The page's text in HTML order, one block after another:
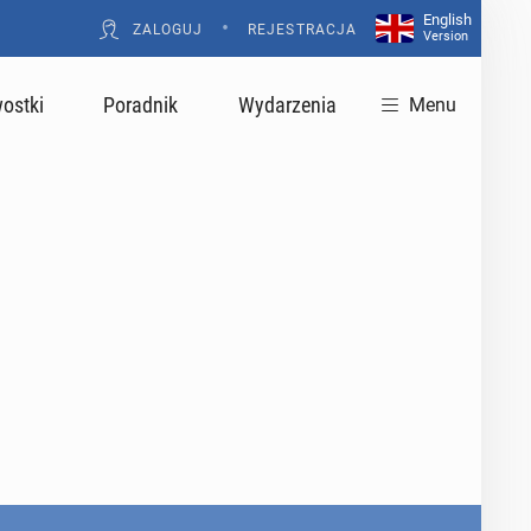
ZALOGUJ • REJESTRACJA
English
Version
Poradnik Wydarzenia Menu